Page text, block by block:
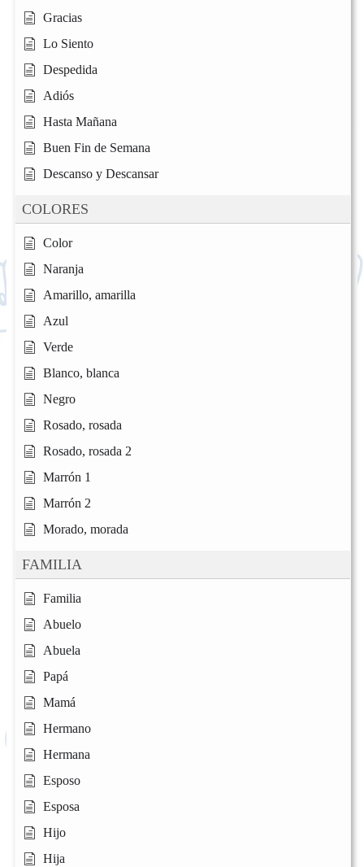
Gracias
Lo Siento
Despedida
Adiós
Hasta Mañana
Buen Fin de Semana
Descanso y Descansar
COLORES
Color
Naranja
Amarillo, amarilla
Azul
Verde
Blanco, blanca
Negro
Rosado, rosada
Rosado, rosada 2
Marrón 1
Marrón 2
Morado, morada
FAMILIA
Familia
Abuelo
Abuela
Papá
Mamá
Hermano
Hermana
Esposo
Esposa
Hijo
Hija